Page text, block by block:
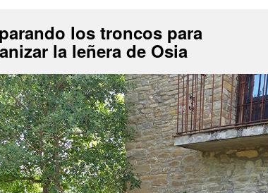
los troncos para
la leñera de Osia